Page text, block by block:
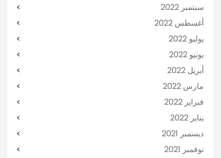
سبتمبر 2022
أغسطس 2022
يوليو 2022
يونيو 2022
أبريل 2022
مارس 2022
فبراير 2022
يناير 2022
ديسمبر 2021
نوفمبر 2021